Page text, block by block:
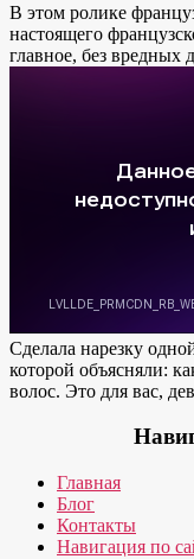
В этом ролике
настоящего
главное, без вредных
Сделала нарезку
которой объясняли:
волос. Это для вас,
Главная
Блог
Контакты
Навигация по